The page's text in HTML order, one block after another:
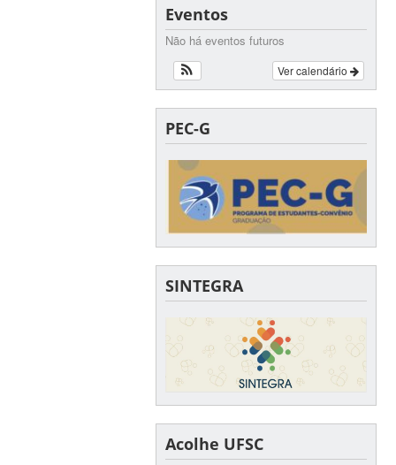
Eventos
Não há eventos futuros
Ver calendário
PEC-G
SINTEGRA
Acolhe UFSC